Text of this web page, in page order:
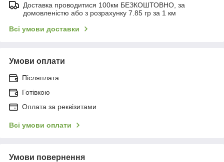
Доставка проводитися 100км БЕЗКОШТОВНО, за
домовленістю або з розрахунку 7.85 гр за 1 км
Всі умови доставки
Умови оплати
Післяплата
Готівкою
Оплата за реквізитами
Всі умови оплати
Умови повернення